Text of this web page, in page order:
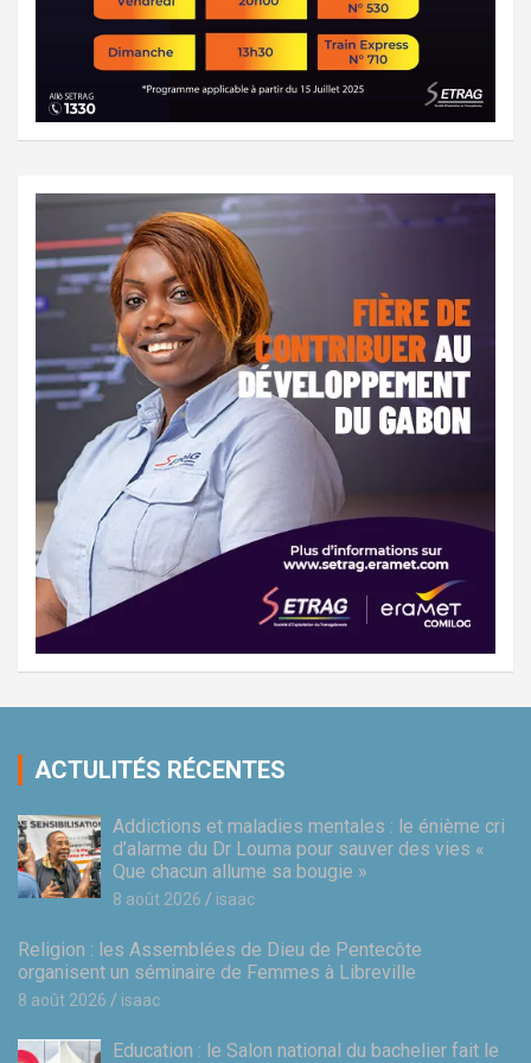
ACTULITÉS RÉCENTES
Addictions et maladies mentales : le énième cri
d’alarme du Dr Louma pour sauver des vies «
Que chacun allume sa bougie »
8 août 2026 isaac
Religion : les Assemblées de Dieu de Pentecôte
organisent un séminaire de Femmes à Libreville
8 août 2026 isaac
Education : le Salon national du bachelier fait le